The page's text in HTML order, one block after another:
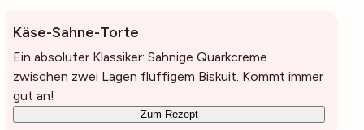
Käse-Sahne-Torte
Ein absoluter Klassiker: Sahnige Quarkcreme
zwischen zwei Lagen fluffigem Biskuit. Kommt immer
gut an!
Zum Rezept